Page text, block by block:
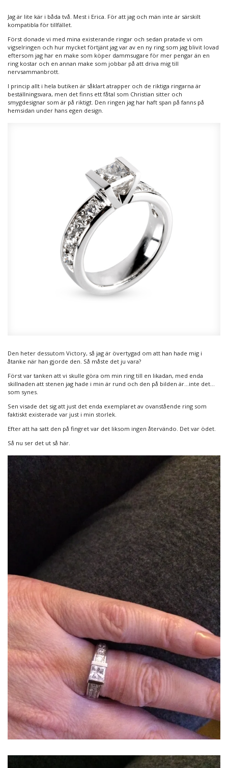
Jag är lite kär i båda två. Mest i Erica. För att jag och män inte är särskilt
kompatibla för tillfället.
Först donade vi med mina existerande ringar och sedan pratade vi om
vigselringen och hur mycket förtjänt jag var av en ny ring som jag blivit lovad
eftersom jag har en make som köper dammsugare för mer pengar än en
ring kostar och en annan make som jobbar på att driva mig till
nervsammanbrott.
I princip allt i hela butiken är såklart atrapper och de riktiga ringarna är
beställningsvara, men det finns ett fåtal som Christian sitter och
smygdesignar som är på riktigt. Den ringen jag har haft span på fanns på
hemsidan under hans egen design.
Den heter dessutom Victory, så jag är övertygad om att han hade mig i
åtanke när han gjorde den. Så måste det ju vara?
Först var tanken att vi skulle göra om min ring till en likadan, med enda
skillnaden att stenen jag hade i min är rund och den på bilden är…inte det…
som synes.
Sen visade det sig att just det enda exemplaret av ovanstående ring som
faktiskt existerade var just i min storlek.
Efter att ha satt den på fingret var det liksom ingen återvändo. Det var ödet.
Så nu ser det ut så här.